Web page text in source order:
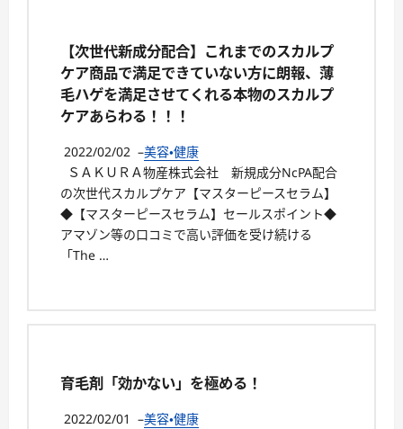
【次世代新成分配合】これまでのスカルプ
ケア商品で満足できていない方に朗報、薄
毛ハゲを満足させてくれる本物のスカルプ
ケアあらわる！！！
2022/02/02 –美容・健康
ＳＡＫＵＲＡ物産株式会社 新規成分NcPA配合
の次世代スカルプケア【マスターピースセラム】
◆【マスターピースセラム】セールスポイント◆
アマゾン等の口コミで高い評価を受け続ける
「The …
育毛剤「効かない」を極める！
2022/02/01 –美容・健康